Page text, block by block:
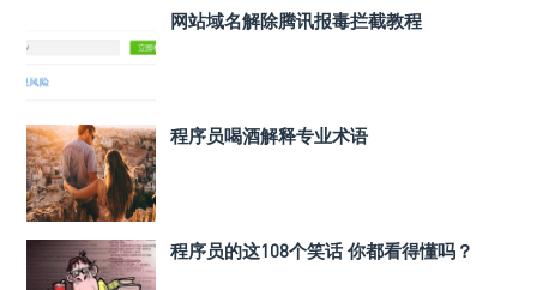
网站域名解除腾讯报毒拦截教程
程序员喝酒解释专业术语
程序员的这108个笑话 你都看得懂吗？